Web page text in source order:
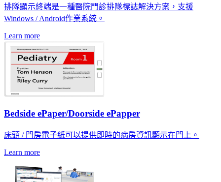
排隊顯示終端是一種醫院門診排隊標誌解決方案，支援
Windows / Android作業系統。
Learn more
Bedside ePaper/Doorside ePapper
床頭 / 門房電子紙可以提供即時的病房資訊顯示在門上。
Learn more